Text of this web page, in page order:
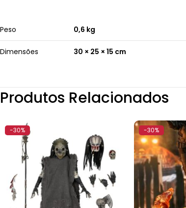
Peso 0,6 kg
Dimensões 30 × 25 × 15 cm
Produtos Relacionados
-30% -30%